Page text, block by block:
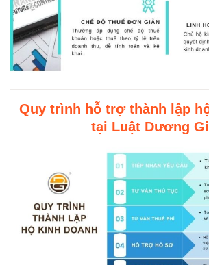
Quy trình hỗ trợ thành lập
tại Luật Dương